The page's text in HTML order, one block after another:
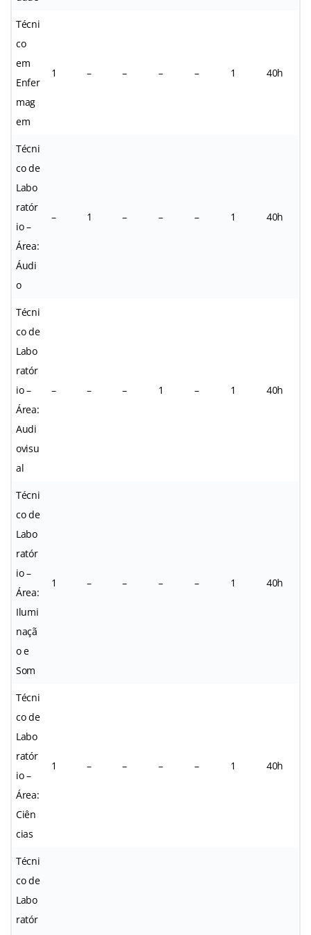
Técni
co
em
Enfer
mag
em
1 – – – – 1 40h
Técni
co de
Labo
ratór
io –
Área:
Áudi
o
– 1 – – – 1 40h
Técni
co de
Labo
ratór
io –
Área:
Audi
ovisu
al
– – – 1 – 1 40h
Técni
co de
Labo
ratór
io –
Área:
Ilumi
naçã
o e
Som
1 – – – – 1 40h
Técni
co de
Labo
ratór
io –
Área:
Ciên
cias
1 – – – – 1 40h
Técni
co de
Labo
ratór